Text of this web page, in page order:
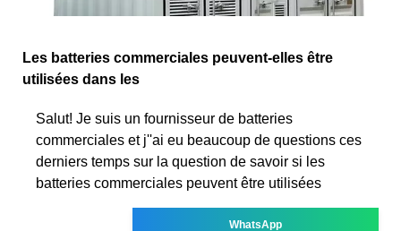
Les batteries commerciales peuvent-elles être
utilisées dans les
Salut! Je suis un fournisseur de batteries
commerciales et j''ai eu beaucoup de questions ces
derniers temps sur la question de savoir si les
batteries commerciales peuvent être utilisées
WhatsApp